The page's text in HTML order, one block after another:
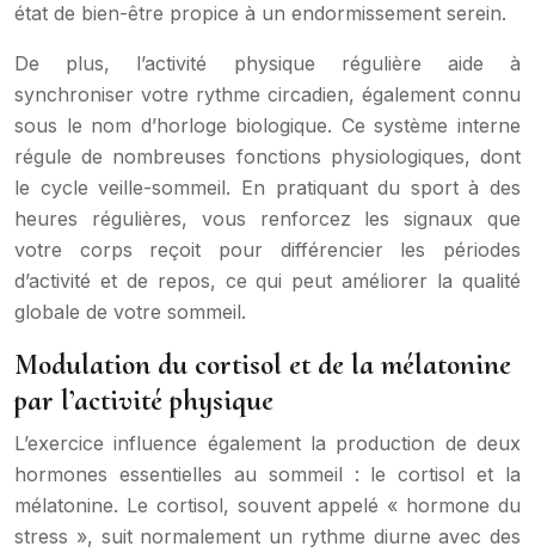
état de bien-être propice à un endormissement serein.
De plus, l’activité physique régulière aide à
synchroniser votre rythme circadien, également connu
sous le nom d’horloge biologique. Ce système interne
régule de nombreuses fonctions physiologiques, dont
le cycle veille-sommeil. En pratiquant du sport à des
heures régulières, vous renforcez les signaux que
votre corps reçoit pour différencier les périodes
d’activité et de repos, ce qui peut améliorer la qualité
globale de votre sommeil.
Modulation du cortisol et de la mélatonine
par l’activité physique
L’exercice influence également la production de deux
hormones essentielles au sommeil : le cortisol et la
mélatonine. Le cortisol, souvent appelé « hormone du
stress », suit normalement un rythme diurne avec des